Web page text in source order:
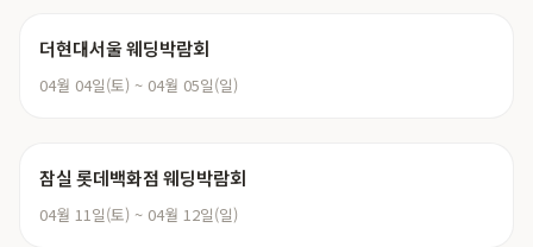
더현대서울 웨딩박람회
04월 04일(토) ~ 04월 05일(일)
잠실 롯데백화점 웨딩박람회
04월 11일(토) ~ 04월 12일(일)